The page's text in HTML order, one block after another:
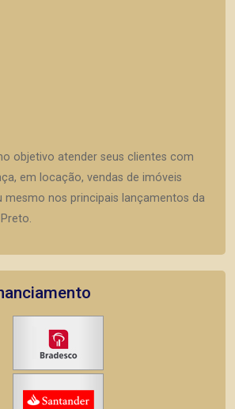
objetivo atender seus clientes com
em locação, vendas de imóveis
mesmo nos principais lançamentos da